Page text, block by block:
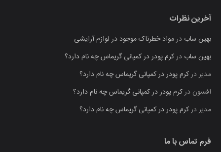
آخرین نظرات
بهین ساب درمواد خطرناک موجود در لوازم آرایشی
بهین ساب درکرم پودر در کمپانی گریماس چه نام دارد؟
مدیردرکرم پودر در کمپانی گریماس چه نام دارد؟
افسون درکرم پودر در کمپانی گریماس چه نام دارد؟
مدیردرکرم پودر در کمپانی گریماس چه نام دارد؟
فرم تماس با ما